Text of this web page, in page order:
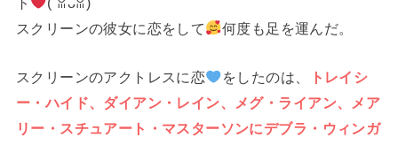
スクリーンの彼女に恋をして
何度も足を運んだ。
スクリーンのアクトレスに恋 をしたのは、
トレイシ
ー・ハイド、ダイアン・レイン、メグ・ライアン、メア
リー・スチュアート・マスターソンにデブラ・ウィンガ